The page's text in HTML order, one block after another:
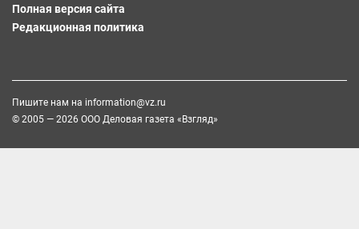
Полная версия сайта
Редакционная политика
Пишите нам на information@vz.ru
© 2005 — 2026 ООО Деловая газета «Взгляд»